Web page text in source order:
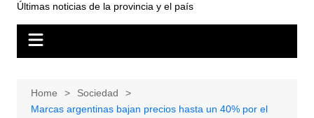
Últimas noticias de la provincia y el país
Home
Sociedad
Marcas argentinas bajan precios hasta un 40% por el